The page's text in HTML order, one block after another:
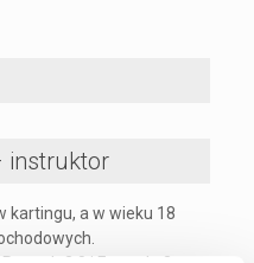
instruktor
kartingu, a w wieku 18